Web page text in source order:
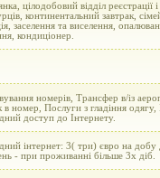
цілодобовий відділ
континентальний завтрак,
заселення та виселення,
кондиціонер.
номерів, Трансфер в/із
в номер, Послуги з гладіння
доступ до Інтернету.
інтернет: 3( три) євро на
- при проживанні більше 3х діб.